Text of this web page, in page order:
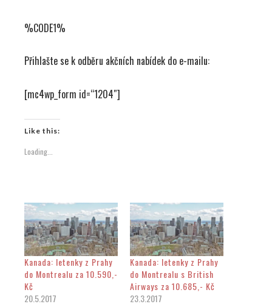
%CODE1%
Přihlašte se k odběru akčních nabídek do e-mailu:
[mc4wp_form id=“1204″]
Like this:
Loading...
Kanada: letenky z Prahy
do Montrealu za 10.590,-
Kč
20.5.2017
Kanada: letenky z Prahy
do Montrealu s British
Airways za 10.685,- Kč
23.3.2017